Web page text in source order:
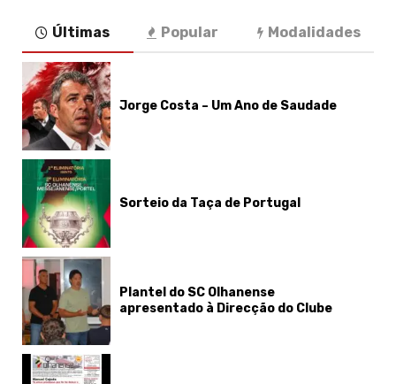
Últimas Popular Modalidades
Jorge Costa – Um Ano de Saudade
Sorteio da Taça de Portugal
Plantel do SC Olhanense
apresentado à Direcção do Clube